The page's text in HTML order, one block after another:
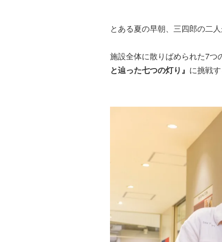
とある夏の早朝、三四郎の二
施設全体に散りばめられた7つ
と辿った七つの灯り』 に挑戦